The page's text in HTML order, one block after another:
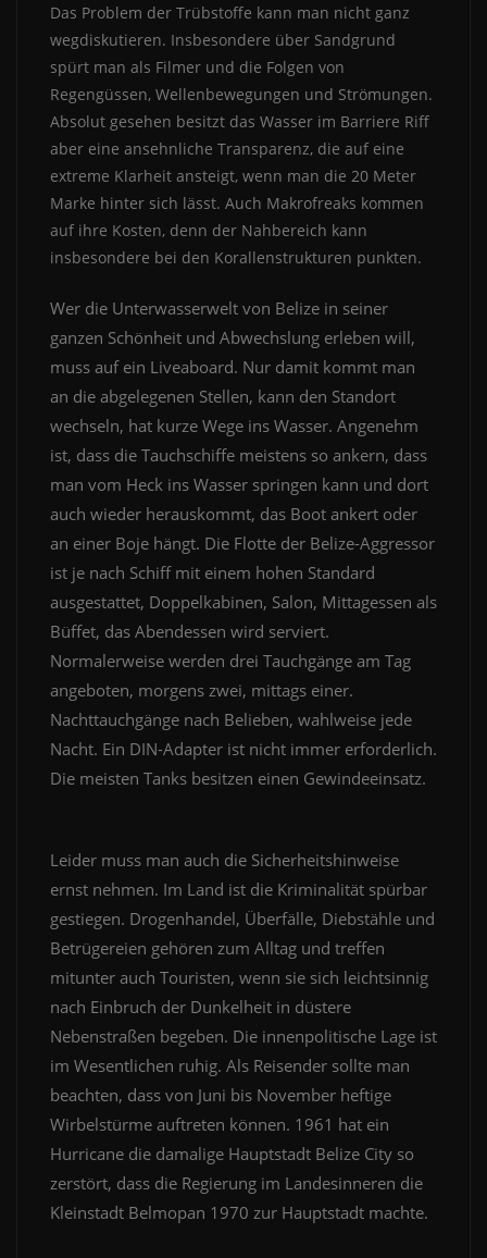
Das Problem der Trübstoffe kann man nicht ganz
wegdiskutieren. Insbesondere über Sandgrund
spürt man als Filmer und die Folgen von
Regengüssen, Wellenbewegungen und Strömungen.
Absolut gesehen besitzt das Wasser im Barriere Riff
aber eine ansehnliche Transparenz, die auf eine
extreme Klarheit ansteigt, wenn man die 20 Meter
Marke hinter sich lässt. Auch Makrofreaks kommen
auf ihre Kosten, denn der Nahbereich kann
insbesondere bei den Korallenstrukturen punkten.
Wer die Unterwasserwelt von Belize in seiner
ganzen Schönheit und Abwechslung erleben will,
muss auf ein Liveaboard. Nur damit kommt man
an die abgelegenen Stellen, kann den Standort
wechseln, hat kurze Wege ins Wasser. Angenehm
ist, dass die Tauchschiffe meistens so ankern, dass
man vom Heck ins Wasser springen kann und dort
auch wieder herauskommt, das Boot ankert oder
an einer Boje hängt. Die Flotte der Belize-Aggressor
ist je nach Schiff mit einem hohen Standard
ausgestattet, Doppelkabinen, Salon, Mittagessen als
Büffet, das Abendessen wird serviert.
Normalerweise werden drei Tauchgänge am Tag
angeboten, morgens zwei, mittags einer.
Nachttauchgänge nach Belieben, wahlweise jede
Nacht. Ein DIN-Adapter ist nicht immer erforderlich.
Die meisten Tanks besitzen einen Gewindeeinsatz.
Leider muss man auch die Sicherheitshinweise
ernst nehmen. Im Land ist die Kriminalität spürbar
gestiegen. Drogenhandel, Überfälle, Diebstähle und
Betrügereien gehören zum Alltag und treffen
mitunter auch Touristen, wenn sie sich leichtsinnig
nach Einbruch der Dunkelheit in düstere
Nebenstraßen begeben. Die innenpolitische Lage ist
im Wesentlichen ruhig. Als Reisender sollte man
beachten, dass von Juni bis November heftige
Wirbelstürme auftreten können. 1961 hat ein
Hurricane die damalige Hauptstadt Belize City so
zerstört, dass die Regierung im Landesinneren die
Kleinstadt Belmopan 1970 zur Hauptstadt machte.